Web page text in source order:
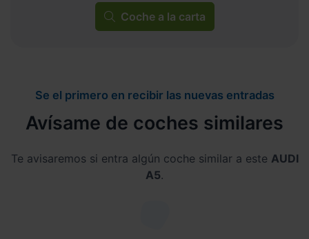
Coche a la carta
Se el primero en recibir las nuevas entradas
Avísame de coches similares
Te avisaremos si entra algún coche similar a este AUDI
A5.